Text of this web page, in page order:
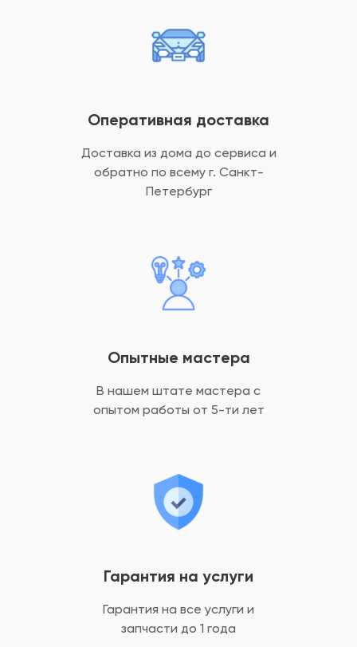
Оперативная доставка
Доставка из дома до сервиса и
обратно по всему г. Санкт-
Петербург
Гарантия на услуги
Гарантия на все услуги и
запчасти до 1 года
Опытные мастера
В нашем штате мастера с
опытом работы от 5-ти лет